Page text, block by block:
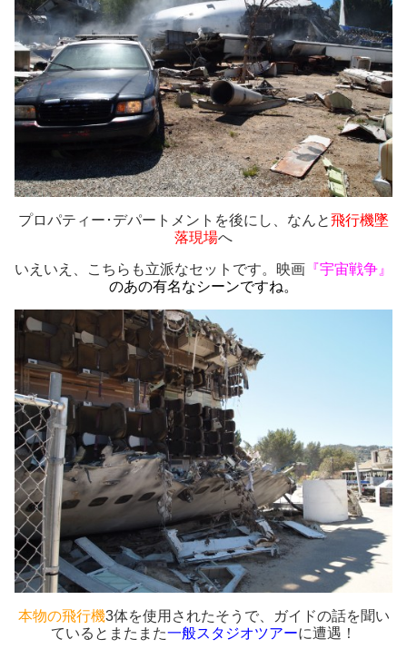
プロパティー･デパートメントを後にし、なんと飛行機墜
落現場へ
いえいえ、こちらも立派なセットです。映画 『宇宙戦争』
のあの有名なシーンですね。
本物の飛行機3体を使用されたそうで、ガイドの話を聞い
ているとまたまた一般スタジオツアーに遭遇！